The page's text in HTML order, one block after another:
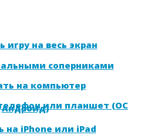
игру на весь экран
соперниками
на компьютер
или планшет (ОС
Андроид)
на iPhone или iPad